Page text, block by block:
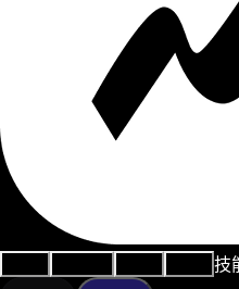
技